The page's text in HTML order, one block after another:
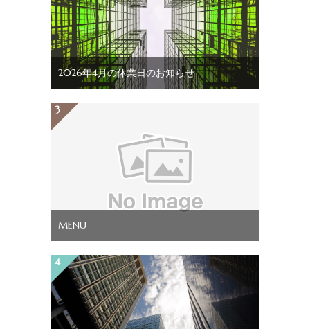
2026年4月の休業日のお知らせ
MENU